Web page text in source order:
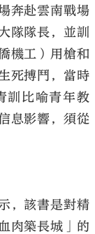
奔赴雲南戰場
隊隊長，並訓
機工）用槍和
死搏鬥，當時
訓比喻青年教
息影響，須從
，該書是對精
肉築長城」的